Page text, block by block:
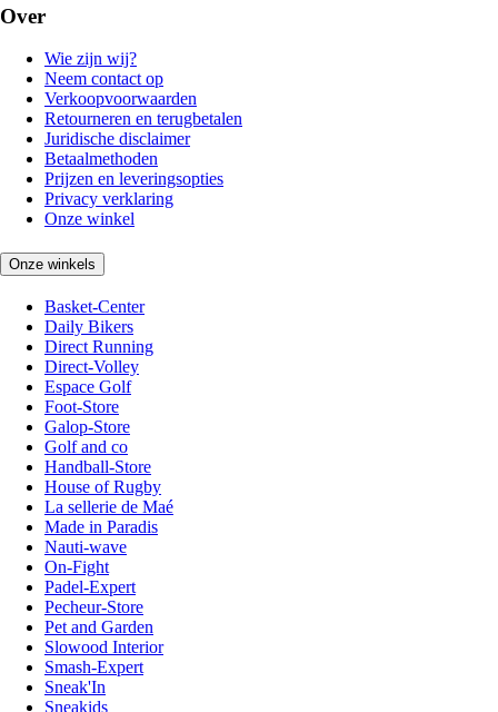
Over
Wie zijn wij?
Neem contact op
Verkoopvoorwaarden
Retourneren en terugbetalen
Juridische disclaimer
Betaalmethoden
Prijzen en leveringsopties
Privacy verklaring
Onze winkel
Onze winkels
Basket-Center
Daily Bikers
Direct Running
Direct-Volley
Espace Golf
Foot-Store
Galop-Store
Golf and co
Handball-Store
House of Rugby
La sellerie de Maé
Made in Paradis
Nauti-wave
On-Fight
Padel-Expert
Pecheur-Store
Pet and Garden
Slowood Interior
Smash-Expert
Sneak'In
Sneakids